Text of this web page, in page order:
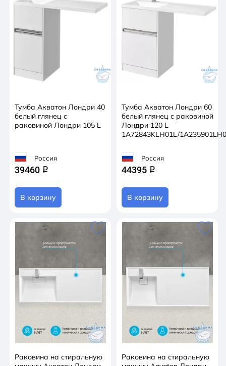
Тумба Акватон Лондри 40
белый глянец с
раковиной Лондри 105 L
Россия
39460 q
В корзину
Тумба Акватон Лондри 60
белый глянец с раковиной
Лондри 120 L
1A72843KLH01L/
Россия
44395 q
В корзину
Раковина на стиральную
Раковина на стиральную